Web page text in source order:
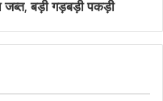
जब्त, बड़ी गड़बड़ी पकड़ी